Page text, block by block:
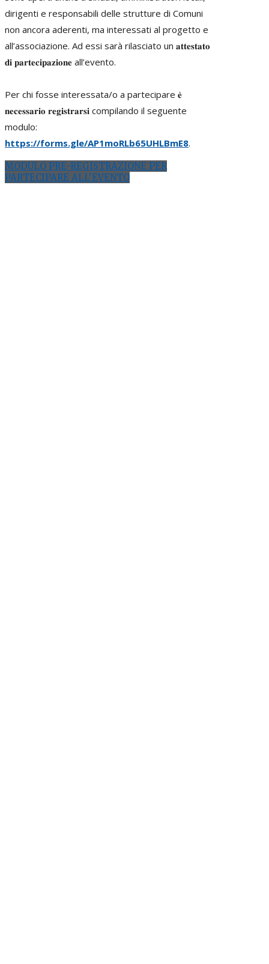
dirigenti e responsabili delle strutture di Comuni
non ancora aderenti, ma interessati al progetto e
all’associazione. Ad essi sarà rilasciato un 𝐚𝐭𝐭𝐞𝐬𝐭𝐚𝐭𝐨
𝐝𝐢 𝐩𝐚𝐫𝐭𝐞𝐜𝐢𝐩𝐚𝐳𝐢𝐨𝐧𝐞 all’evento.
Per chi fosse interessata/o a partecipare 𝐞̀
𝐧𝐞𝐜𝐞𝐬𝐬𝐚𝐫𝐢𝐨 𝐫𝐞𝐠𝐢𝐬𝐭𝐫𝐚𝐫𝐬𝐢 compilando il seguente
modulo:
https://forms.gle/AP1moRLb65UHLBmE8.
MODULO PRE-REGISTRAZIONE PER
PARTECIPARE ALL'EVENTO